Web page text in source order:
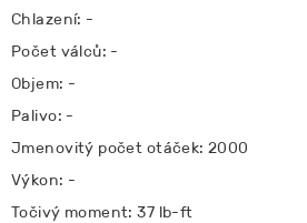
Chlazení: -
Počet válců: -
Objem: -
Palivo: -
Jmenovitý počet otáček: 2000
Výkon: -
Točivý moment: 37 lb-ft